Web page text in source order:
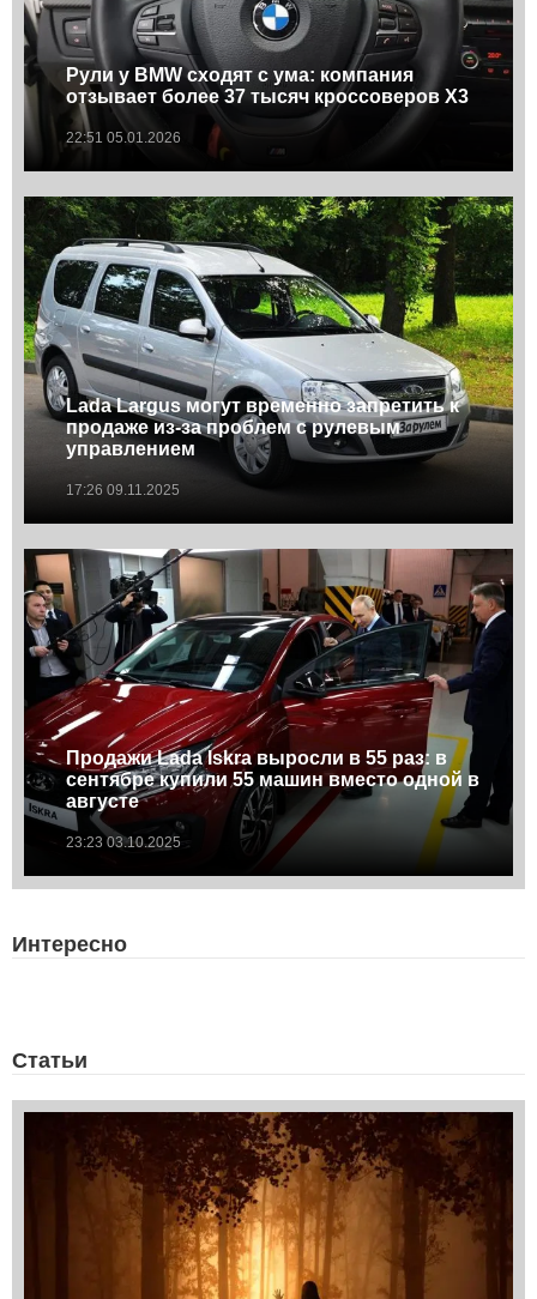
Рули у BMW сходят с ума: компания
отзывает более 37 тысяч кроссоверов X3
22:51 05.01.2026
Lada Largus могут временно запретить к
продаже из-за проблем с рулевым
управлением
17:26 09.11.2025
Продажи Lada Iskra выросли в 55 раз: в
сентябре купили 55 машин вместо одной в
августе
23:23 03.10.2025
Интересно
Статьи